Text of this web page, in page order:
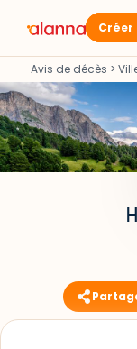
Créer
Avis de décès >